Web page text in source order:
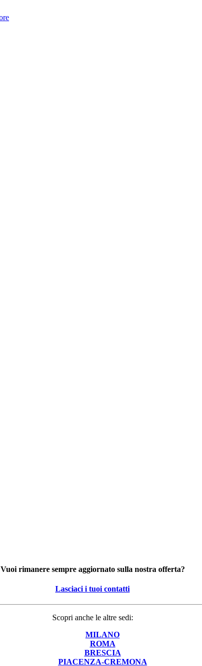
Vuoi rimanere sempre aggiornato sulla nostra offerta?
Lasciaci i tuoi contatti
Scopri anche le altre sedi:
MILANO
ROMA
BRESCIA
PIACENZA-CREMONA